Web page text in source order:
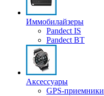
Иммобилайзеры
Pandect IS
Pandect BT
Аксессуары
GPS-приемники